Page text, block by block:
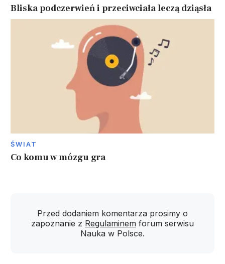
Bliska podczerwień i przeciwciała leczą dziąsła
ŚWIAT
Co komu w mózgu gra
Przed dodaniem komentarza prosimy o
zapoznanie z Regulaminem forum serwisu
Nauka w Polsce.